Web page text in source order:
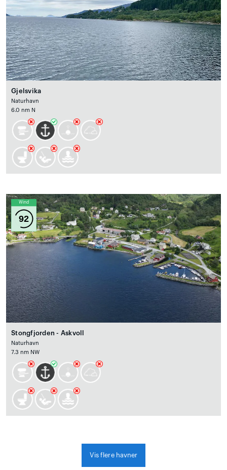
Gjelsvika
Naturhavn
6.0 nm N
Wind
92
Stongfjorden - Askvoll
Naturhavn
7.3 nm NW
Vis flere havner